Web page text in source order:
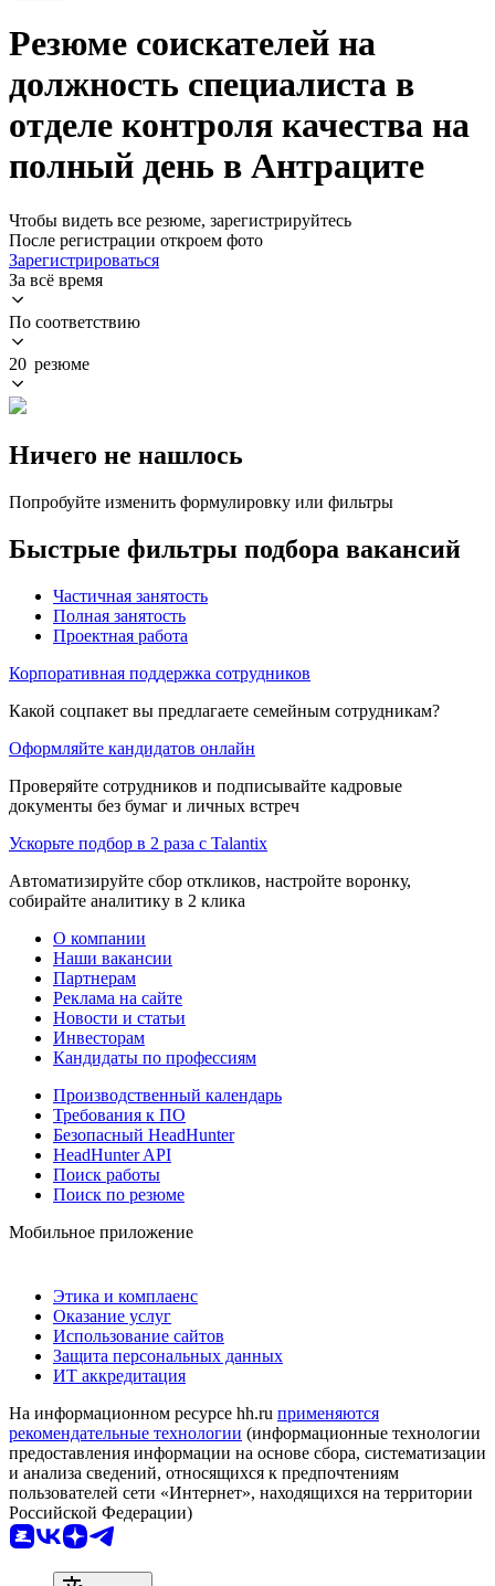
Резюме соискателей на
должность специалиста в
отделе контроля качества на
полный день в Антраците
Чтобы видеть все резюме, зарегистрируйтесь
После регистрации откроем фото
Зарегистрироваться
За всё время
По соответствию
20 резюме
Ничего не нашлось
Попробуйте изменить формулировку или фильтры
Быстрые фильтры подбора вакансий
Частичная занятость
Полная занятость
Проектная работа
Корпоративная поддержка сотрудников
Какой соцпакет вы предлагаете семейным сотрудникам?
Оформляйте кандидатов онлайн
Проверяйте сотрудников и подписывайте кадровые
документы без бумаг и личных встреч
Ускорьте подбор в 2 раза с Talantix
Автоматизируйте сбор откликов, настройте воронку,
собирайте аналитику в 2 клика
О компании
Наши вакансии
Партнерам
Реклама на сайте
Новости и статьи
Инвесторам
Кандидаты по профессиям
Производственный календарь
Требования к ПО
Безопасный HeadHunter
HeadHunter API
Поиск работы
Поиск по резюме
Мобильное приложение
Этика и комплаенс
Оказание услуг
Использование сайтов
Защита персональных данных
ИТ аккредитация
На информационном ресурсе hh.ru применяются
рекомендательные технологии (информационные технологии
предоставления информации на основе сбора, систематизации
и анализа сведений, относящихся к предпочтениям
пользователей сети «Интернет», находящихся на территории
Российской Федерации)